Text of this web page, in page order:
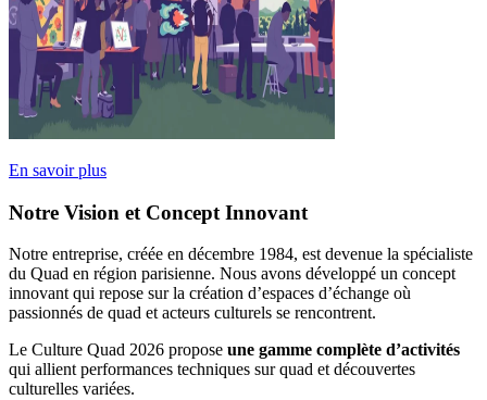
En savoir plus
Notre Vision et Concept Innovant
Notre entreprise, créée en décembre 1984, est devenue la spécialiste
du Quad en région parisienne. Nous avons développé un concept
innovant qui repose sur la création d’espaces d’échange où
passionnés de quad et acteurs culturels se rencontrent.
Le Culture Quad 2026 propose une gamme complète d’activités
qui allient performances techniques sur quad et découvertes
culturelles variées.